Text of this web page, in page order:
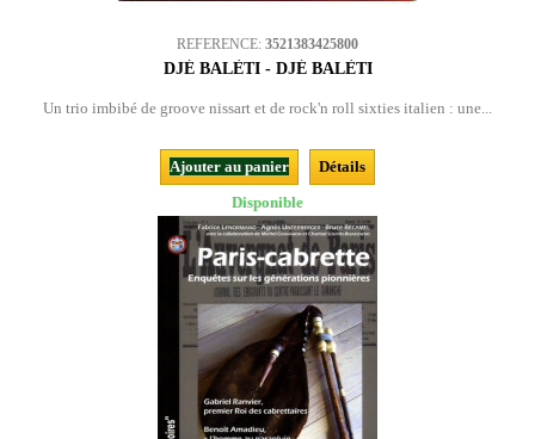
REFERENCE: 3521383425800
DJÉ BALÈTI - DJÉ BALÈTI
Un trio imbibé de groove nissart et de rock'n roll sixties italien : une...
Ajouter au panier
Détails
Disponible